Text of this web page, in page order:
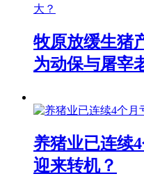
牧原放缓生猪
为动保与屠宰
养猪业已连续
迎来转机？